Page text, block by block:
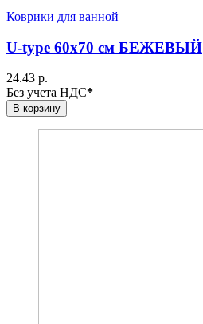
Коврики для ванной
U-type 60х70 см БЕЖЕВЫЙ
24.43 р.
Без учета НДС*
В корзину